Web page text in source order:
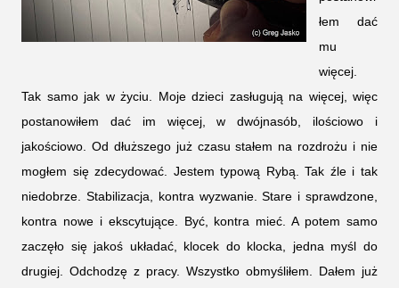
łem dać
mu
więcej.
Tak samo jak w życiu. Moje dzieci zasługują na więcej, więc
postanowiłem dać im więcej, w dwójnasób, ilościowo i
jakościowo. Od dłuższego już czasu stałem na rozdrożu i nie
mogłem się zdecydować. Jestem typową Rybą. Tak źle i tak
niedobrze. Stabilizacja, kontra wyzwanie. Stare i sprawdzone,
kontra nowe i ekscytujące. Być, kontra mieć. A potem samo
zaczęło się jakoś układać, klocek do klocka, jedna myśl do
drugiej. Odchodzę z pracy. Wszystko obmyśliłem. Dałem już